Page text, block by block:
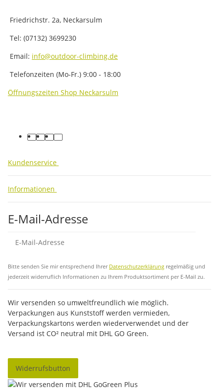
Friedrichstr. 2a, Neckarsulm
Tel: (07132) 3699230
Email: info@outdoor-climbing.de
Telefonzeiten (Mo-Fr.) 9:00 - 18:00
Öffnungszeiten Shop Neckarsulm
facebook
youtube
instagram
tiktok
Kundenservice
Informationen
E-Mail-Adresse
Bitte senden Sie mir entsprechend Ihrer Datenschutzerklärung regelmäßig und
jederzeit widerruflich Informationen zu Ihrem Produktsortiment per E-Mail zu.
Wir versenden so umweltfreundlich wie möglich.
Verpackungen aus Kunststoff werden vermieden,
Verpackungskartons werden wiederverwendet und der
Versand ist CO² neutral mit DHL GO Green.
Widerrufsbutton